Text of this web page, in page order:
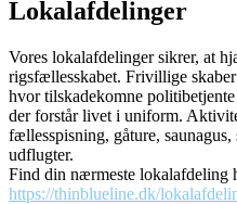
Lokalafdelinger
Vores lokalafdelinger sikrer, at
rigsfællesskabet. Frivillige
hvor tilskadekomne
der forstår livet i uniform.
fællesspisning, gåture,
udflugter.
Find din nærmeste lokalafdeling
https://thinblueline.dk/